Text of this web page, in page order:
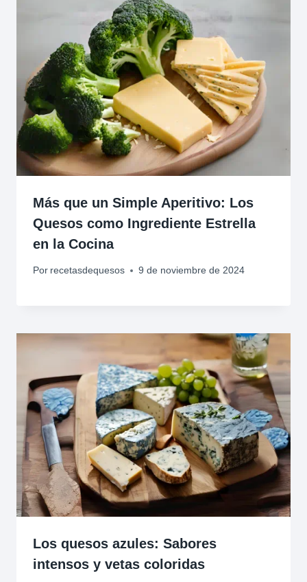
Más que un Simple Aperitivo: Los
Quesos como Ingrediente Estrella
en la Cocina
Por recetasdequesos 9 de noviembre de 2024
Los quesos azules: Sabores
intensos y vetas coloridas